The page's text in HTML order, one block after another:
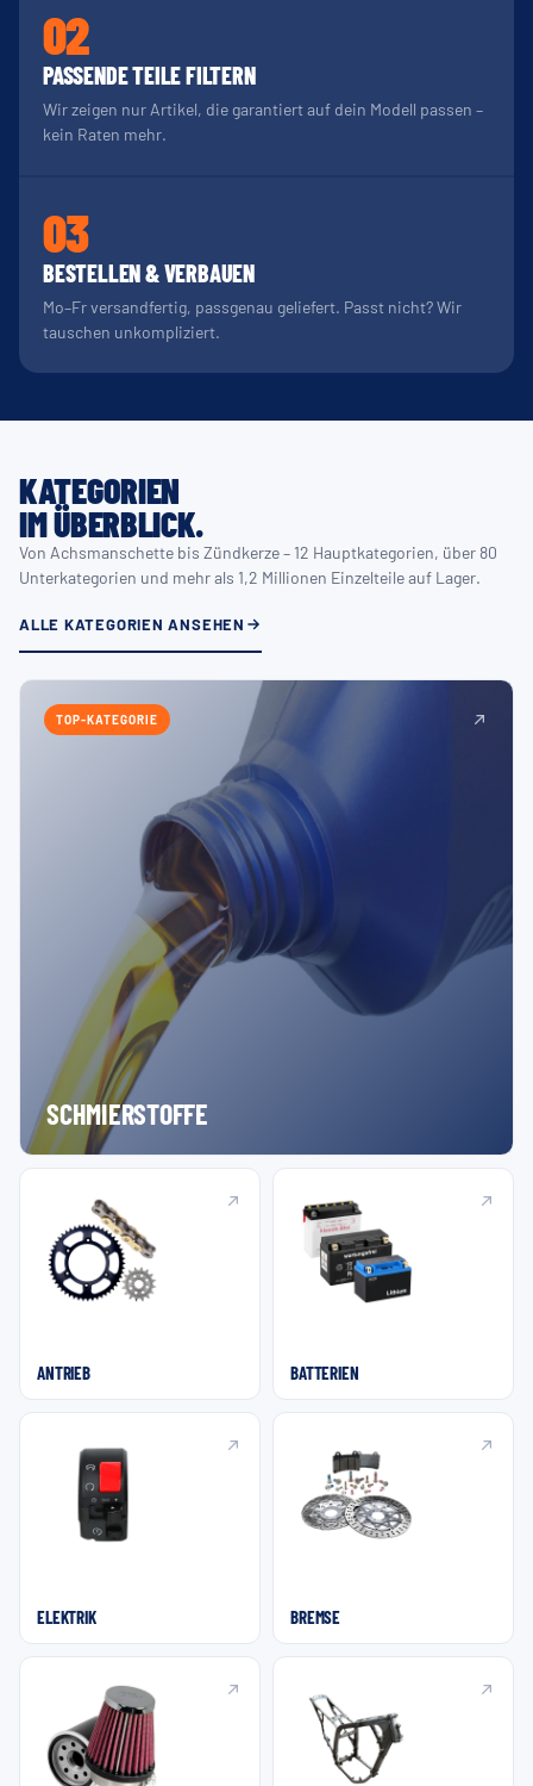
02
PASSENDE TEILE FILTERN
Wir zeigen nur Artikel, die garantiert auf dein Modell passen –
kein Raten mehr.
03
BESTELLEN & VERBAUEN
Mo–Fr versandfertig, passgenau geliefert. Passt nicht? Wir
tauschen unkompliziert.
KATEGORIEN
IM ÜBERBLICK.
Von Achsmanschette bis Zündkerze – 12 Hauptkategorien, über 80
Unterkategorien und mehr als 1,2 Millionen Einzelteile auf Lager.
ALLE KATEGORIEN ANSEHEN
TOP-KATEGORIE
SCHMIERSTOFFE
ANTRIEB BATTERIEN
ELEKTRIK BREMSE